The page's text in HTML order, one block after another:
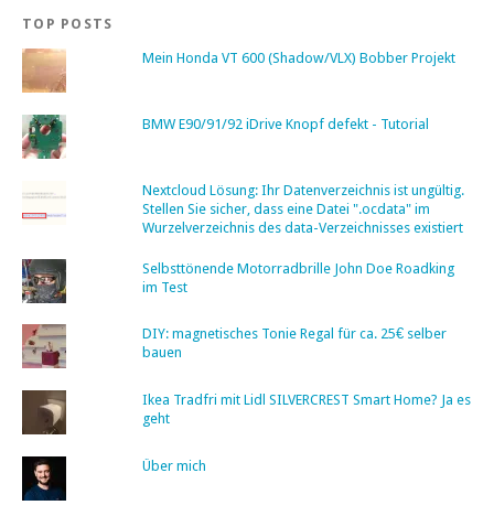
TOP POSTS
Mein Honda VT 600 (Shadow/VLX) Bobber Projekt
BMW E90/91/92 iDrive Knopf defekt - Tutorial
Nextcloud Lösung: Ihr Datenverzeichnis ist ungültig.
Stellen Sie sicher, dass eine Datei ".ocdata" im
Wurzelverzeichnis des data-Verzeichnisses existiert
Selbsttönende Motorradbrille John Doe Roadking
im Test
DIY: magnetisches Tonie Regal für ca. 25€ selber
bauen
Ikea Tradfri mit Lidl SILVERCREST Smart Home? Ja es
geht
Über mich